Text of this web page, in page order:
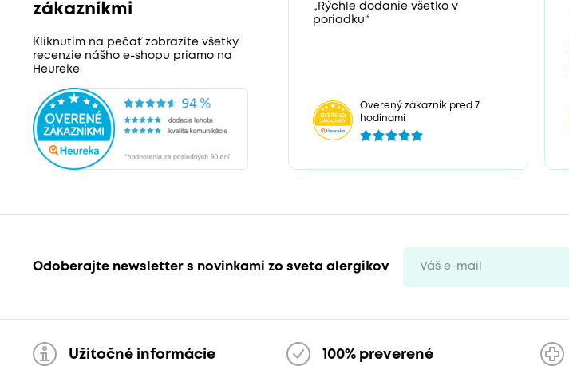
zákazníkmi
Kliknutím na pečať zobrazíte všetky
recenzie nášho e-shopu priamo na
Heureke
„Rýchle dodanie všetko v
poriadku“
Overený zákazník pred 7
hodinami
Odoberajte newsletter s novinkami zo sveta alergikov
Užitočné informácie 100% preverené